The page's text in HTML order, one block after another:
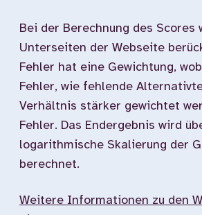
Bei der Berechnung des Scores
Unterseiten der Webseite
Fehler hat eine Gewichtung,
Fehler, wie fehlende
Verhältnis stärker gewichtet
Fehler. Das Endergebnis wird
logarithmische Skalierung der
berechnet.
Weitere Informationen zu den